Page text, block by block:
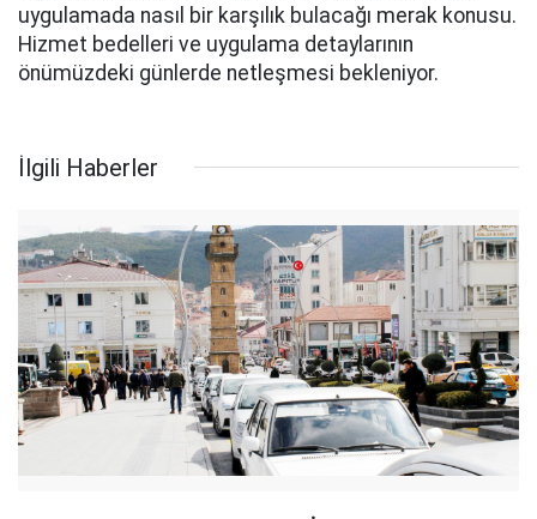
uygulamada nasıl bir karşılık bulacağı merak konusu.
Hizmet bedelleri ve uygulama detaylarının
önümüzdeki günlerde netleşmesi bekleniyor.
İlgili Haberler